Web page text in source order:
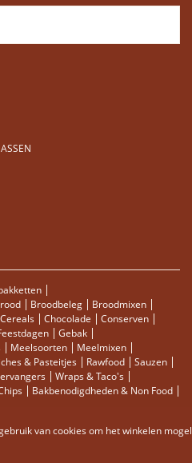
Broodbeleg
Broodmixen
Cereals Chocolade
Conserven
Gebak
Meelsoorten
Meelmixen
& Pasteitjes Rawfood
Sauzen
Wraps & Taco's
Bakbenodigdheden & Non Food
van cookies om het winkelen